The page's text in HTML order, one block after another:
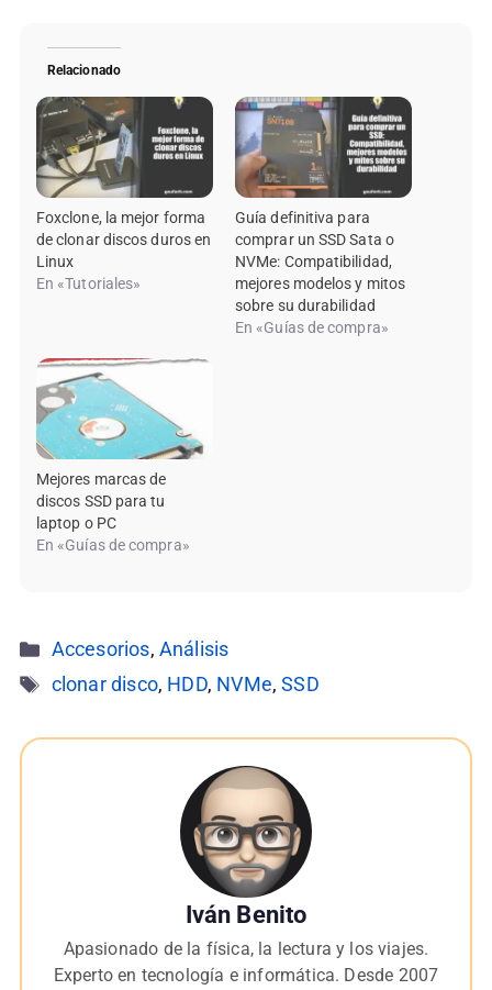
Relacionado
Foxclone, la mejor forma
de clonar discos duros en
Linux
En «Tutoriales»
Guía definitiva para
comprar un SSD Sata o
NVMe: Compatibilidad,
mejores modelos y mitos
sobre su durabilidad
En «Guías de compra»
Mejores marcas de
discos SSD para tu
laptop o PC
En «Guías de compra»
Categorías
Accesorios, Análisis
Etiquetas
clonar disco, HDD, NVMe,SSD
Iván Benito
Apasionado de la física, la lectura y los viajes.
Experto en tecnología e informática. Desde 2007